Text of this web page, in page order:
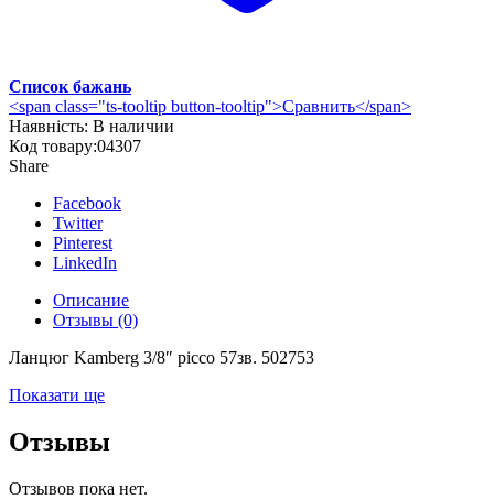
Список бажань
<span class="ts-tooltip button-tooltip">Сравнить</span>
Наявність: В наличии
Код товару:04307
Share
Facebook
Twitter
Pinterest
LinkedIn
Описание
Отзывы (0)
Ланцюг Kamberg 3/8″ picco 57зв. 502753
Показати ще
Отзывы
Отзывов пока нет.